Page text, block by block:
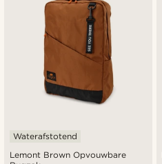
Lemont Brown Opvouwbare
Waterafstotend